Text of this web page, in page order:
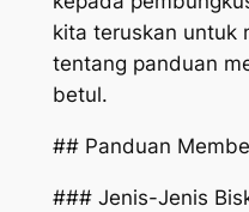
kita teruskan untuk
tentang panduan
betul.
## Panduan
### Jenis-Jenis